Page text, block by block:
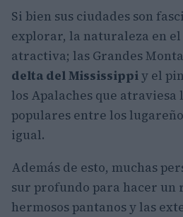
Si bien sus ciudades son
explorar, la naturaleza en
atractiva; las Grandes
delta del Mississippiy el
los Apalaches que atraviesa
populares entre los
igual.
Además de esto, muchas
sur profundo para hacer un
hermosos pantanos y las